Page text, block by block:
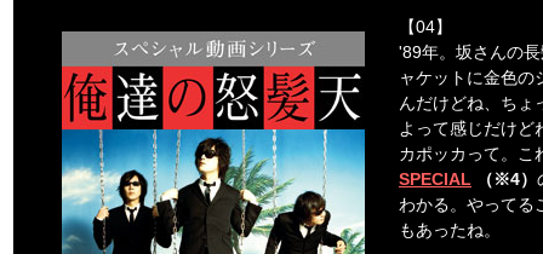
【04】
'89年。坂さんの
ャケットに金色
んだけどね、ちょ
よって感じだけど
カポッカって。こ
SPECIAL
（※4）
わかる。やってる
もあったね。